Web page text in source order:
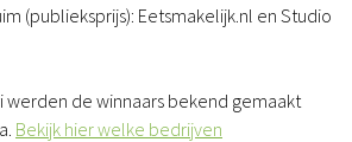
(publieksprijs): Eetsmakelijk.nl en Studio
werden de winnaars bekend gemaakt
Bekijk hier welke bedrijven